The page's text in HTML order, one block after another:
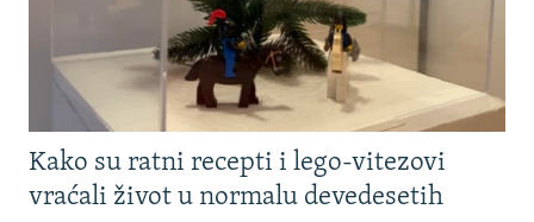
Kako su ratni recepti i lego-vitezovi
vraćali život u normalu devedesetih